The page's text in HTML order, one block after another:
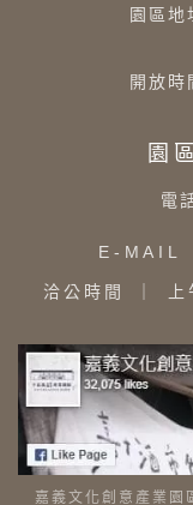
園區地
開放時
園
電
E-MAIL
洽公時間 ｜ 上
嘉義文化創意產業